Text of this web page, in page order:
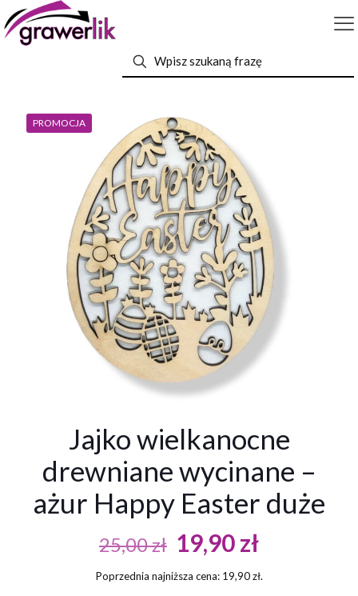
PROMOCJA
Jajko wielkanocne
drewniane wycinane –
ażur Happy Easter duże
25,00zł Pierwotna
cena
wynosiła:
19,90złAktualna
cena
wynosi:
Poprzednia najniższa cena: 19,90zł.